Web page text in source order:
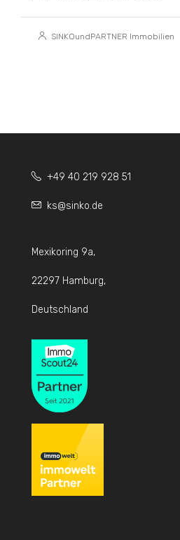
SINKOundPARTNER Immobilien
+49 40 219 928 51
ks@sinko.de
Mexikoring 9a,
22297 Hamburg,
Deutschland